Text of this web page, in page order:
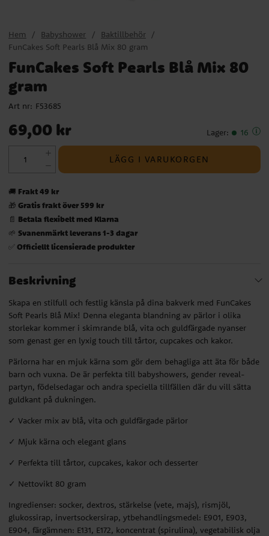
Hem Babyshower
Baktillbehör
FunCakes Soft Pearls Blå Mix 80 gram
FunCakes Soft Pearls Blå Mix 80
gram
Art nr: F53685
Pris: 69,00 kr
69,00 kr Lager: 16
LÄGG I VARUKORGEN
🚚 Frakt 49 kr
🎁 Gratis frakt över 599 kr
📄 Betala flexibelt med Klarna
🌱 Svanenmärkt leverans 1-3 dagar
✅ Officiellt licensierade produkter
Beskrivning
Skapa en stilfull och festlig känsla på dina bakverk med FunCakes
Soft Pearls Blå Mix! Denna eleganta blandning av pärlor i olika
storlekar kommer i skimrande blå, vita och guldfärgade nyanser
som genast ger en lyxig touch till tårtor, cupcakes och kakor.
Pärlorna har en mjuk kärna som gör dem behagliga att äta för både
barn och vuxna. De är perfekta till babyshowers, gender reveal-
partyn, födelsedagar och andra speciella tillfällen där du vill sätta
guldkant på dukningen.
✓ Vacker mix av blå, vita och guldfärgade pärlor
✓ Mjuk kärna och elegant glans
✓ Perfekta till tårtor, cupcakes, kakor och desserter
✓ Nettovikt 80 gram
Ingredienser: socker, dextros, stärkelse (vete, majs), rismjöl,
glukossirap, invertsockersirap, ytbehandlingsmedel: E901, E903,
E904, färgämnen: E131, E172, koncentrat (spirulina), vegetabilisk olja